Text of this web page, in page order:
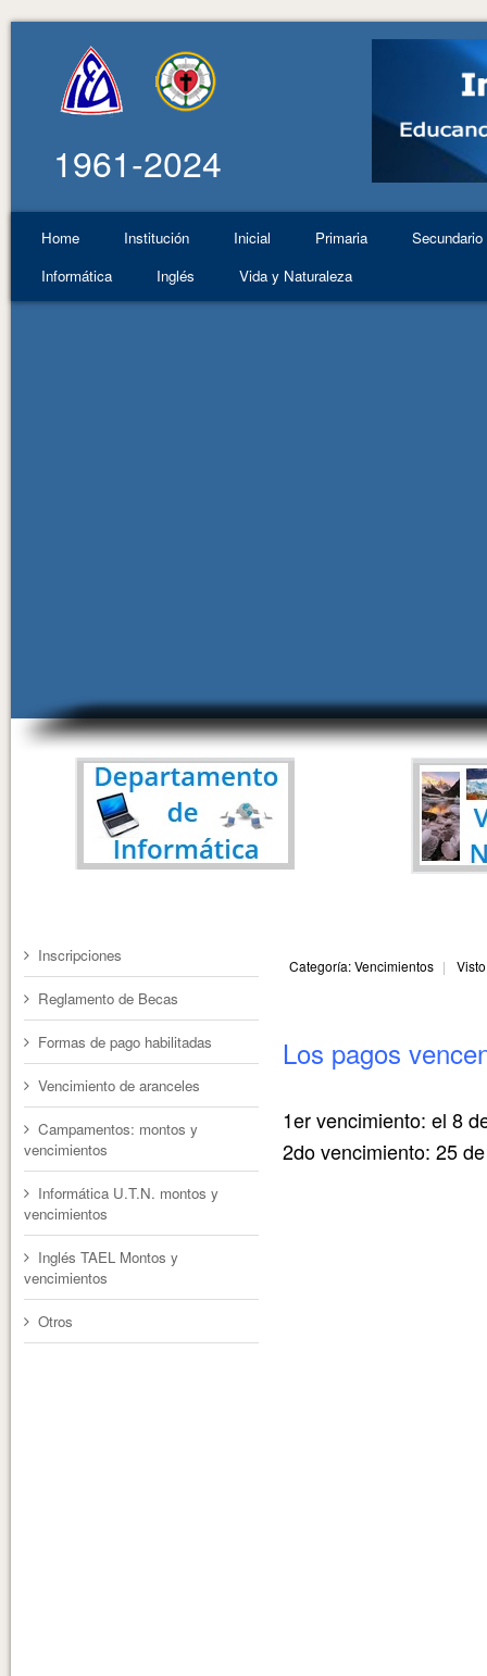
1961-2024
Home Institución Inicial Primaria
Secundario
Informática
Inglés Vida y Naturaleza
Inscripciones
Reglamento de Becas
Formas de pago habilitadas
Vencimiento de aranceles
Campamentos: montos y
vencimientos
Informática U.T.N. montos y
vencimientos
Inglés TAEL Montos y
vencimientos
Otros
Categoría: Vencimientos
Los pagos
1er vencimiento: el 8
2do vencimiento: 25